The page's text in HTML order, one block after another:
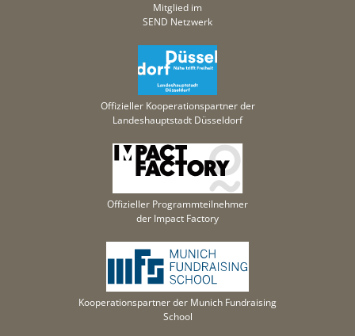
Mitglied im
SEND Netzwerk
Offizieller Kooperationspartner der
Landeshauptstadt Düsseldorf
Offizieller Programmteilnehmer
der Impact Factory
Kooperationspartner der Munich Fundraising
School